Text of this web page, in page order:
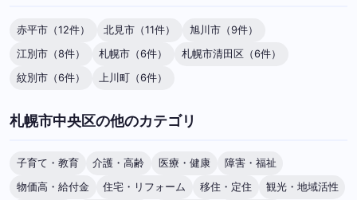
赤平市（12件） 北見市（11件）
旭川市（9件）
江別市（8件）
札幌市（6件）
札幌市清田区（6件）
紋別市（6件）
上川町（6件）
札幌市中央区の他のカテゴリ
子育て・教育 介護・高齢 医療・健康
障害・福祉
物価高・給付金
住宅・リフォーム 移住・定住
観光・地域活性